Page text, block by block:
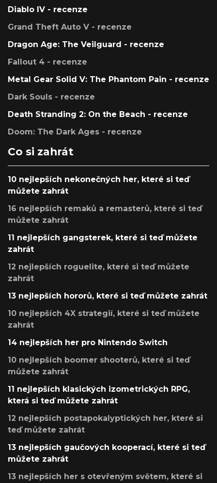
Diablo IV - recenze
Grand Theft Auto V - recenze
Dragon Age: The Veilguard - recenze
Fallout 4 - recenze
Metal Gear Solid V: The Phantom Pain - recenze
Dark Souls - recenze
Death Stranding 2: On the Beach - recenze
Doom: The Dark Ages - recenze
Co si zahrát
10 nejlepších nekonečných her, které si teď
můžete zahrát
16 nejlepších remaků a remasterů, které si teď
můžete zahrát
11 nejlepších gangsterek, které si teď můžete
zahrát
12 nejlepších roguelite, které si teď můžete
zahrát
13 nejlepších hororů, které si teď můžete zahrát
10 nejlepších 4X strategií, které si teď můžete
zahrát
14 nejlepších her pro Nintendo Switch
10 nejlepších boomer shooterů, které si teď
můžete zahrát
11 nejlepších klasických izometrických RPG,
která si teď můžete zahrát
12 nejlepších postapokalyptických her, které si
teď můžete zahrát
13 nejlepších gaučových kooperací, které si teď
můžete zahrát
13 nejlepších her s otevřeným světem, které si